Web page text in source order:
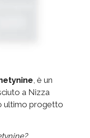
, è un
a Nizza
ultimo progetto